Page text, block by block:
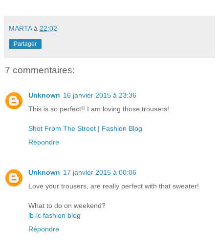
MARTA à 22:02
Partager
7 commentaires:
Unknown 16 janvier 2015 à 23:36
This is so perfect!! I am loving those trousers!
Shot From The Street | Fashion Blog
Répondre
Unknown 17 janvier 2015 à 00:06
Love your trousers, are really perfect with that sweater!
What to do on weekend?
lb-lc fashion blog
Répondre